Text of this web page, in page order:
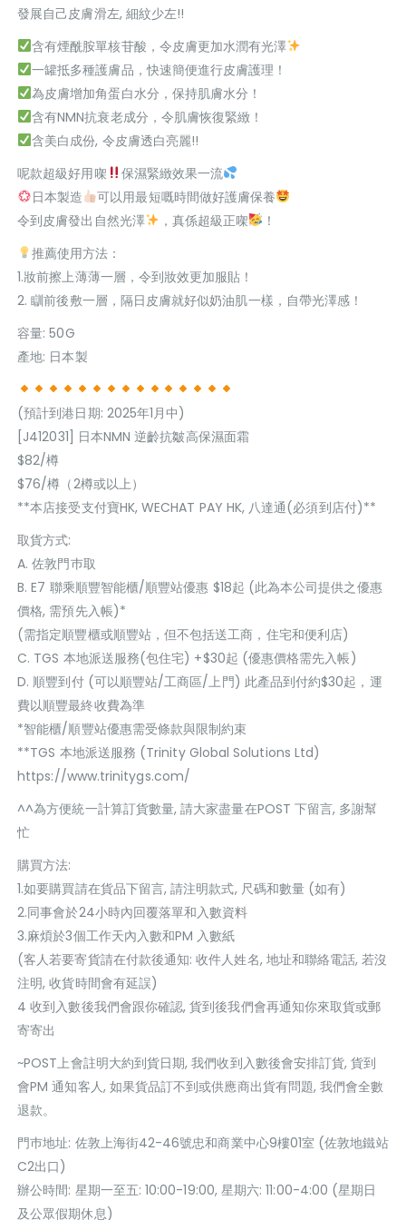
發展自己皮膚滑左, 細紋少左!!
含有煙酰胺單核苷酸，令皮膚更加水潤有光澤
一罐抵多種護膚品，快速簡便進行皮膚護理！
為皮膚增加角蛋白水分，保持肌膚水分！
含有NMN抗衰老成分，令肌膚恢復緊緻！
含美白成份, 令皮膚透白亮麗!!
呢款超級好用㗎
保濕緊緻效果一流
日本製造
可以用最短嘅時間做好護膚保養
令到皮膚發出自然光澤
，真係超級正㗎
！
推薦使用方法：
1.妝前擦上薄薄一層，令到妝效更加服貼！
2. 瞓前後敷一層，隔日皮膚就好似奶油肌一樣，自帶光澤感！
容量: 50G
產地: 日本製
(預計到港日期: 2025年1月中)
[J412031] 日本NMN 逆齡抗皺高保濕面霜
$82/樽
$76/樽（2樽或以上）
**本店接受支付寶HK, WECHAT PAY HK, 八達通(必須到店付)**
取貨方式:
A. 佐敦門巿取
B. E7 聯乘順豐智能櫃/順豐站優惠 $18起 (此為本公司提供之優惠
價格, 需預先入帳)*
(需指定順豐櫃或順豐站，但不包括送工商，住宅和便利店)
C. TGS 本地派送服務(包住宅) +$30起 (優惠價格需先入帳)
D. 順豐到付 (可以順豐站/工商區/上門) 此產品到付約$30起，運
費以順豐最終收費為準
*智能櫃/順豐站優惠需受條款與限制約束
**TGS 本地派送服務 (Trinity Global Solutions Ltd)
https://www.trinitygs.com/
^^為方便統一計算訂貨數量, 請大家盡量在POST 下留言, 多謝幫
忙
購買方法:
1.如要購買請在貨品下留言, 請注明款式, 尺碼和數量 (如有)
2.同事會於24小時內回覆落單和入數資料
3.麻煩於3個工作天內入數和PM 入數紙
(客人若要寄貨請在付款後通知: 收件人姓名, 地址和聯絡電話, 若沒
注明, 收貨時間會有延誤)
4 收到入數後我們會跟你確認, 貨到後我們會再通知你來取貨或郵
寄寄出
~POST上會註明大約到貨日期, 我們收到入數後會安排訂貨, 貨到
會PM 通知客人, 如果貨品訂不到或供應商出貨有問題, 我們會全數
退款。
門巿地址: 佐敦上海街42-46號忠和商業中心9樓01室 (佐敦地鐵站
C2出口)
辦公時間: 星期一至五: 10:00-19:00, 星期六: 11:00-4:00 (星期日
及公眾假期休息)